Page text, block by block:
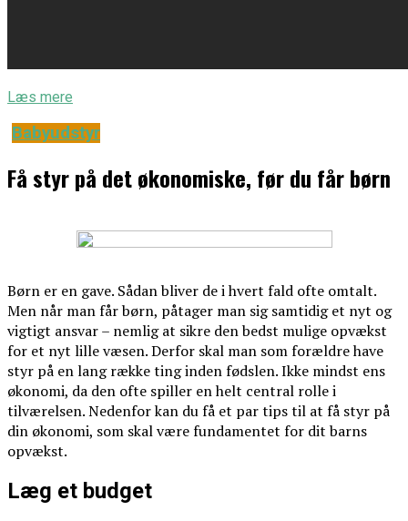
Læs mere
Babyudstyr
Få styr på det økonomiske, før du får børn
Børn er en gave. Sådan bliver de i hvert fald ofte omtalt.
Men når man får børn, påtager man sig samtidig et nyt og
vigtigt ansvar – nemlig at sikre den bedst mulige opvækst
for et nyt lille væsen. Derfor skal man som forældre have
styr på en lang række ting inden fødslen. Ikke mindst ens
økonomi, da den ofte spiller en helt central rolle i
tilværelsen. Nedenfor kan du få et par tips til at få styr på
din økonomi, som skal være fundamentet for dit barns
opvækst.
Læg et budget